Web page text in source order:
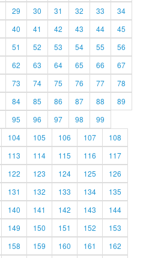
29 30 31 32 33
34
40 41 42 43 44
45
51 52 53 54 55
56
62 63 64 65 66
67
73 74 75 76 77
78
84 85 86 87 88
89
95 96 97 98
99
104 105 106 107
108
113 114 115 116
117
122 123 124 125
126
131 132 133 134
135
140 141 142 143
144
149 150 151 152
153
158 159 160 161
162